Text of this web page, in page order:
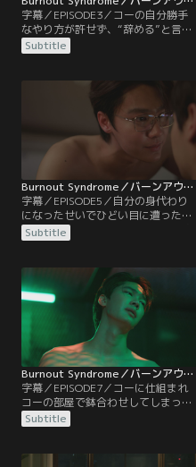
字幕／EPISODE3／コーの自分勝手
なやり方が許せず、“辞める”と言っ
てしまったジラ。しかし、コーと出
会っていい絵が描けるようになった
たいとコーに申し出ることに。コー
の住むホテルへ行ったジラは、そこ
で偶然ピームと会う。さらに、ピー
ムがコーの友達だと知り…。
Subtitle
Burnout Syndrome／バーンアウト・シンドローム 第05話／字幕
字幕／EPISODE5／自分の身代わり
になったせいでひどい目に遭ったジ
ラが心配になったコー。バーまで追
いかけて行ったり、電話をかけた
りが収まらないジラはコーを拒絶す
るも、強引なコーに翻弄される。一
方、ピームもジラを案じて家まで訪
ねてくるが、コーの姿を見て…。
Subtitle
Burnout Syndrome／バーンアウト・シンドローム 第07話／字幕
字幕／EPISODE7／コーに仕組まれ
コーの部屋で鉢合わせしてしまった
ピームとジラ。ジラはピームに何と
か弁明しようとするが、ピームの怒
しまう。ピームの友達マーウィンか
Subtitle